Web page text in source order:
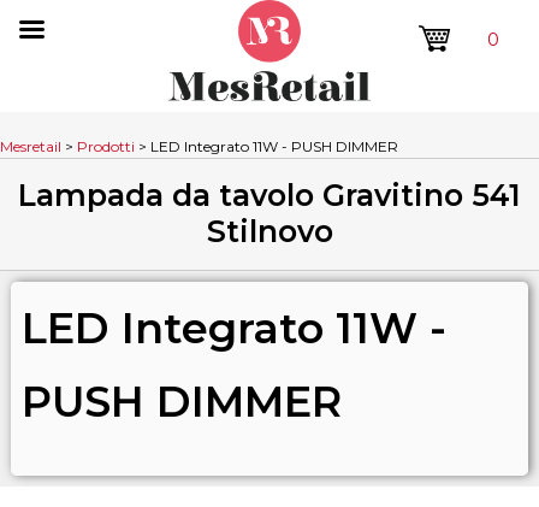
0
Mesretail > Prodotti > LED Integrato 11W - PUSH DIMMER
Lampada da tavolo Gravitino 541
Stilnovo
LED Integrato 11W -
PUSH DIMMER